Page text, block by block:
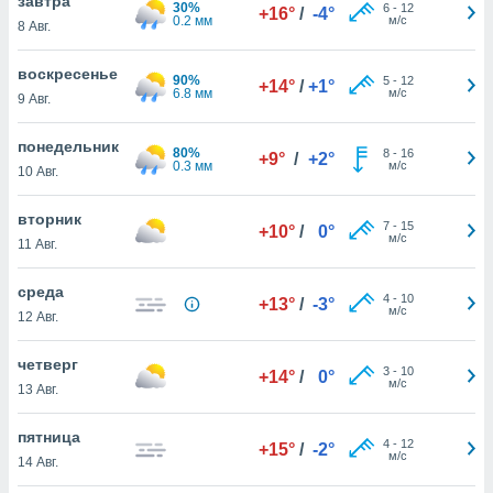
действия
на веб-
основе.
нашей
cookie
в
ВЫ
8 Авг.
30%
0.2 мм
+16° / -4° 6- 12
м/с
воскресенье
9 Авг.
90%
6.8 мм
+14° / +1° 5- 12
м/с
понедельник
10 Авг.
80%
0.3 мм
+9° / +2° 8- 16
м/с
вторник
11 Авг.
+10° / 0° 7- 15
м/с
среда
12 Авг.
+13° / -3° 4- 10
м/с
четверг
13 Авг.
+14° / 0° 3- 10
м/с
пятница
14 Авг.
+15° / -2° 4- 12
м/с